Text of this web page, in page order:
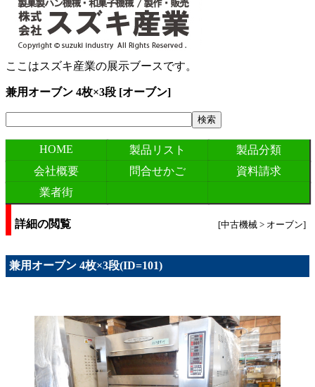
ここはスズキ産業の展示ブースです。
兼用オーブン 4枚×3段 [オーブン]
HOME 製品リスト
製品分類
会社概要
問合せかご
資料請求
業者街
詳細の閲覧 [中古機械 > オーブン]
兼用オーブン 4枚×3段(ID=101)